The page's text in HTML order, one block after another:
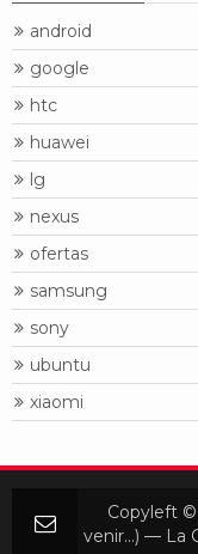
android
google
htc
huawei
lg
nexus
ofertas
samsung
sony
ubuntu
xiaomi
Copyleft ©
venir...) — La